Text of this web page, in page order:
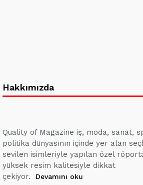
Hakkımızda
Quality of Magazine iş, moda, sanat,
politika dünyasının içinde yer alan
sevilen isimleriyle yapılan özel
yüksek resim kalitesiyle dikkat
çekiyor.
Devamını oku